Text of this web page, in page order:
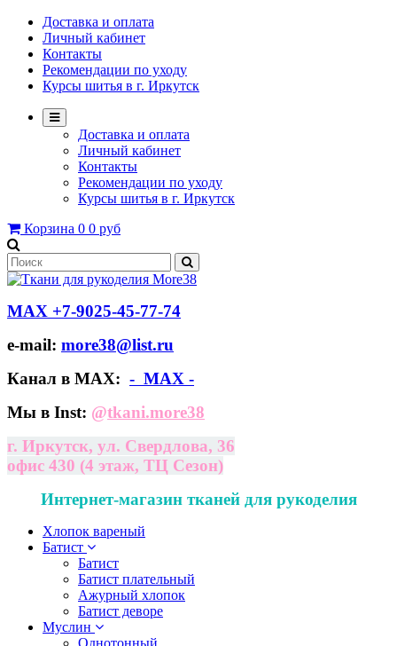
Доставка и оплата
Личный кабинет
Контакты
Рекомендации по уходу
Курсы шитья в г. Иркутск
Доставка и оплата
Личный кабинет
Контакты
Рекомендации по уходу
Курсы шитья в г. Иркутск
Корзина 0 0 руб
МАХ +7-9025-45-77-74
e-mail: more38@list.ru
Канал в МАХ: - МАХ -
Мы в Inst: @tkani.more38
г. Иркутск, ул. Свердлова, 36
офис 430 (4 этаж, ТЦ Сезон)
Интернет-магазин тканей для рукоделия
Хлопок вареный
Батист
Батист
Батист плательный
Ажурный хлопок
Батист деворе
Муслин
Однотонный